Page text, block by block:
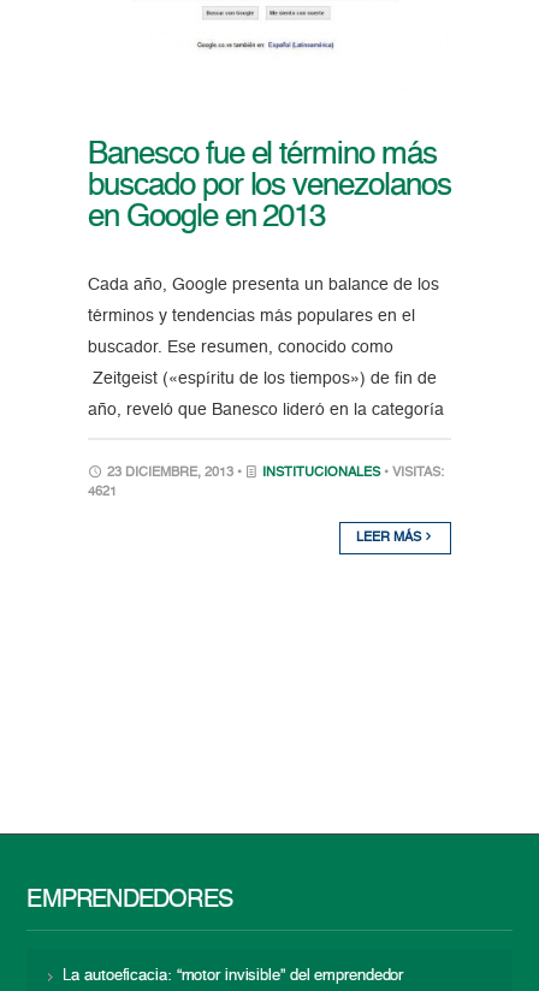
Banesco fue el término más
buscado por los venezolanos
en Google en 2013
Cada año, Google presenta un balance de los
términos y tendencias más populares en el
buscador. Ese resumen, conocido como
Zeitgeist («espíritu de los tiempos») de fin de
año, reveló que Banesco lideró en la categoría
23 DICIEMBRE, 2013 • INSTITUCIONALES • VISITAS:
4621
LEER MÁS
EMPRENDEDORES
La autoeficacia: “motor invisible” del emprendedor